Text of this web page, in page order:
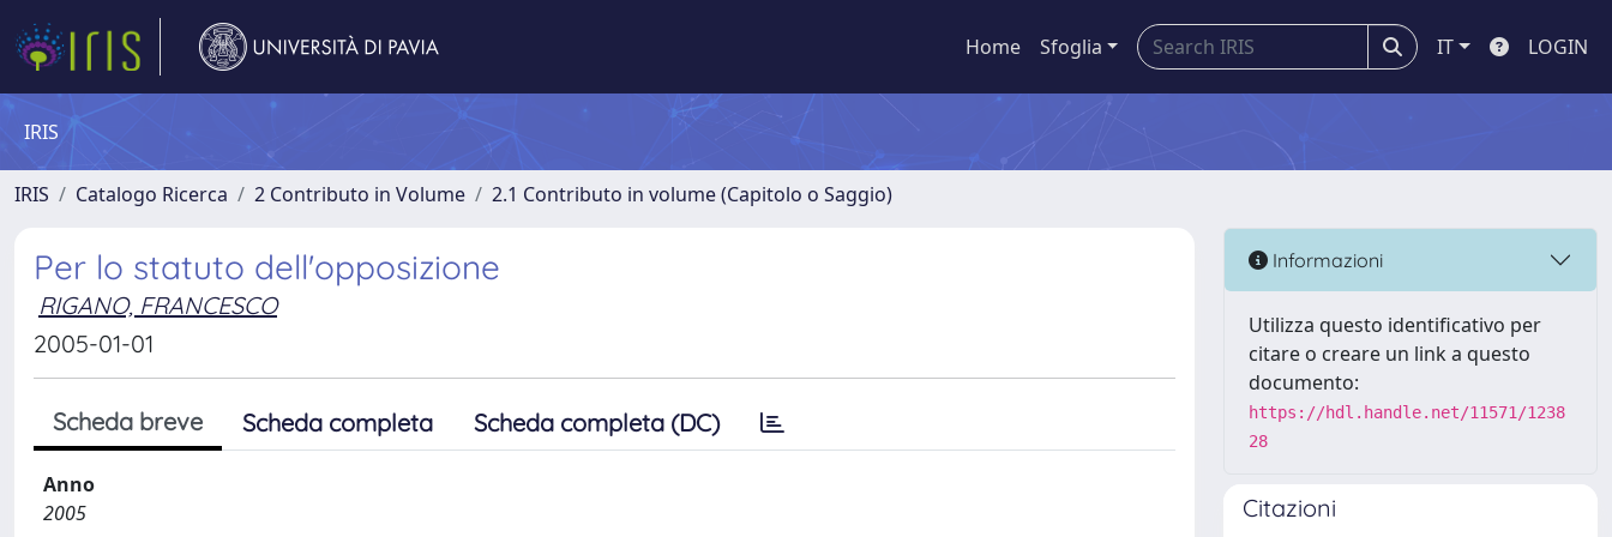
Home Sfoglia IT LOGIN
IRIS
IRIS Catalogo Ricerca 2 Contributo in Volume 2.1 Contributo in volume (Capitolo o Saggio)
Per lo statuto dell'opposizione
RIGANO, FRANCESCO
2005-01-01
Scheda breve Scheda completa Scheda completa (DC)
Anno
2005
Informazioni
Utilizza questo identificativo per
citare o creare un link a questo
documento:
https://hdl.handle.net/11571/1238
28
Citazioni